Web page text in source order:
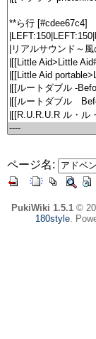
ページ名:
PukiWiki 1.5.1©
180style.